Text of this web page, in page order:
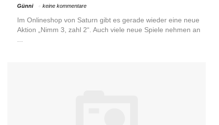
Günni keine kommentare
Im Onlineshop von Saturn gibt es gerade wieder eine neue
Aktion „Nimm 3, zahl 2“. Auch viele neue Spiele nehmen an